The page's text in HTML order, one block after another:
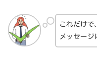
これだけで
メッセージ